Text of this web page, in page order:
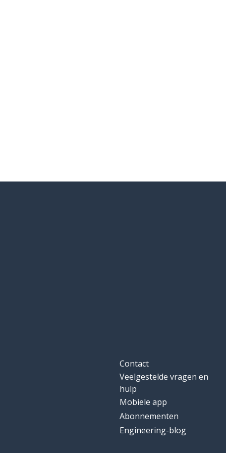
Contact
Veelgestelde vragen en
hulp
Mobiele app
Abonnementen
Engineering-blog